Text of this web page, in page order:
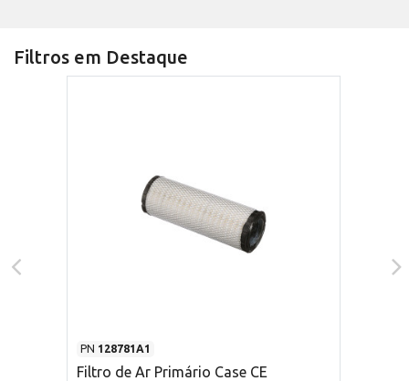
Filtros em Destaque
PN 128781A1
Filtro de Ar Primário Case CE